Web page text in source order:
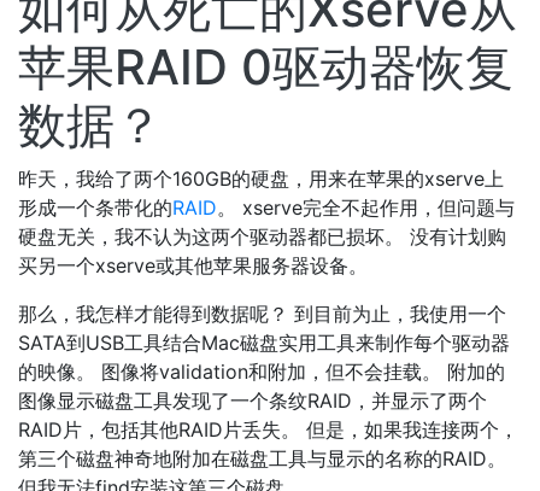
苹果RAID 0驱动器恢复
数据？
昨天，我给了两个160GB的硬盘，用来在苹果的xserve上
形成一个条带化的RAID。 xserve完全不起作用，但问题与
硬盘无关，我不认为这两个驱动器都已损坏。 没有计划购
买另一个xserve或其他苹果服务器设备。
那么，我怎样才能得到数据呢？ 到目前为止，我使用一个
SATA到USB工具结合Mac磁盘实用工具来制作每个驱动器
的映像。 图像将validation和附加，但不会挂载。 附加的
图像显示磁盘工具发现了一个条纹RAID，并显示了两个
RAID片，包括其他RAID片丢失。 但是，如果我连接两个，
第三个磁盘神奇地附加在磁盘工具与显示的名称的RAID。